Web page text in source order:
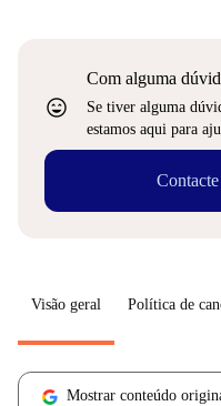
sentiment_very_satisfied
Com alguma
Se tiver alguma
estamos aqui para
Visão geral Política de
Mostrar conteúdo